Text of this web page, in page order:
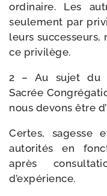
ordi­naire. Les
seule­ment par
leurs
ce privilège.
2 – Au sujet du
Sacrée
nous devons être
Certes, sagesse
auto­ri­tés en
après
d’expérience.